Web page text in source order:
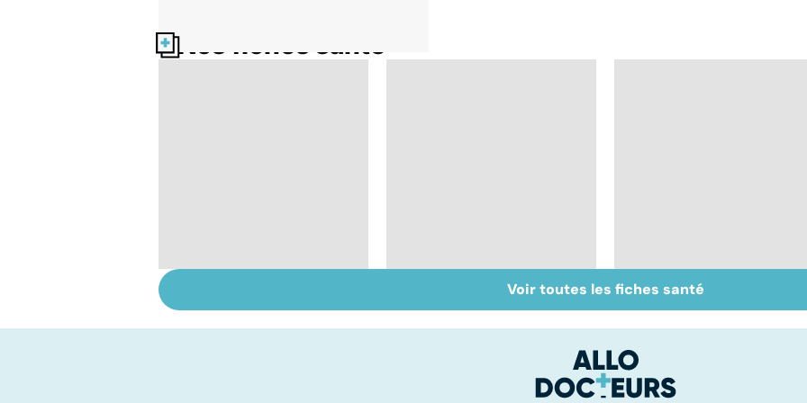
Nos fiches santé
crises de sommeil
Huntington : une
Tout savoir sur le
cerveau
Voir toutes les fiches santé